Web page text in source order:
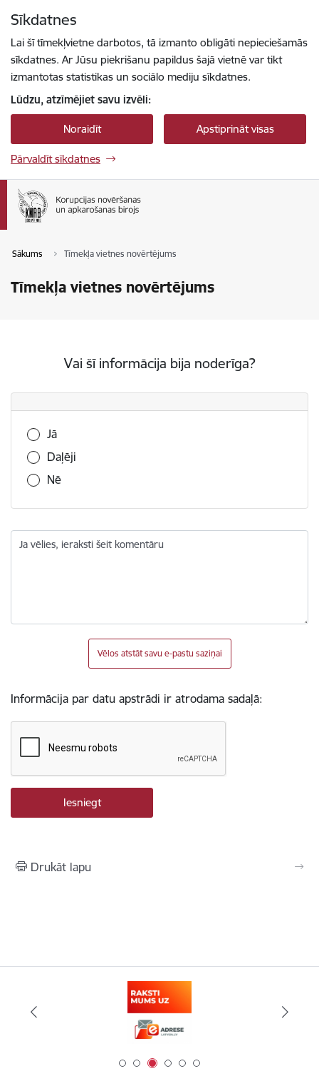
Sīkdatnes
Lai šī tīmekļvietne darbotos, tā izmanto obligāti nepieciešamās
sīkdatnes. Ar Jūsu piekrišanu papildus šajā vietnē var tikt
izmantotas statistikas un sociālo mediju sīkdatnes.
Lūdzu, atzīmējiet savu izvēli:
Noraidīt Apstiprināt visas
Pārvaldīt sīkdatnes
Sākums Tīmekļa vietnes novērtējums
Tīmekļa vietnes novērtējums
Vai šī informācija bija noderīga?
Vai šī informācija bija noderīga?
Jā
Daļēji
Nē
Ja vēlies, ieraksti šeit komentāru
Vēlos atstāt savu e-pastu saziņai
Informācija par datu apstrādi ir atrodama sadaļā:
Drukāt lapu